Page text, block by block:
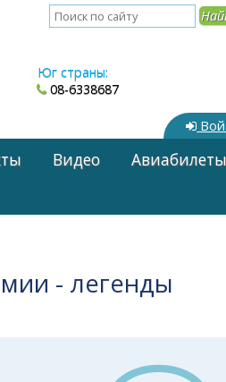
Юг страны:
08-6338687
Видео
Авиабилеты
- легенды